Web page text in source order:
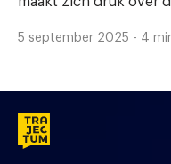
5 september 2025 - 4